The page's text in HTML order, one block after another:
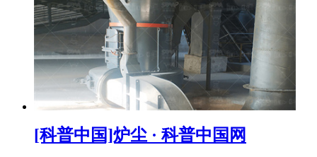
[科普中国]炉尘 · 科普中国网